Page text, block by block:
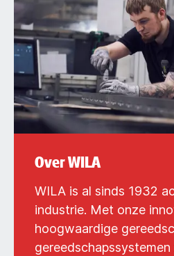
Over WILA
WILA is al sinds 1932
industrie. Met onze
hoogwaardige